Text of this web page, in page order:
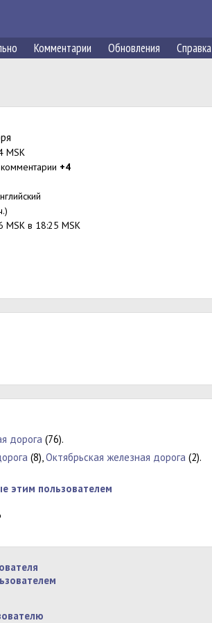
Комментарии Обновления Справка
MSK
+4
MSK в 18:25 MSK
дорога (76).
(8),Октябрьская железная дорога (2).
этим пользователем